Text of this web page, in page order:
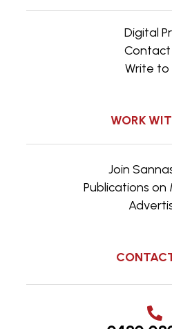
Digital
Contact
Write to
WORK
Join
Publications on